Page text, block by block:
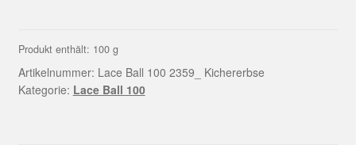
Kichererbse
Menge
Produkt enthält: 100 g
Artikelnummer: Lace Ball 100 2359_ Kichererbse
Kategorie: Lace Ball 100